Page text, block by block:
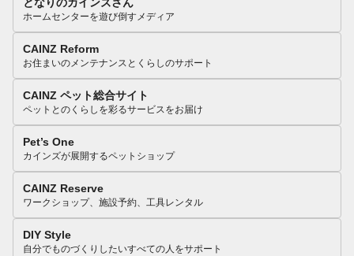
となりのカインズさん
ホームセンターを遊び倒すメディア
CAINZ Reform
お住まいのメンテナンスとくらしのサポート
CAINZ ペット総合サイト
ペットとのくらしを彩るサービスをお届け
Pet’s One
カインズが展開するペットショップ
CAINZ Reserve
ワークショップ、施設予約、工具レンタル
DIY Style
自分でものづくりしたいすべての人をサポート